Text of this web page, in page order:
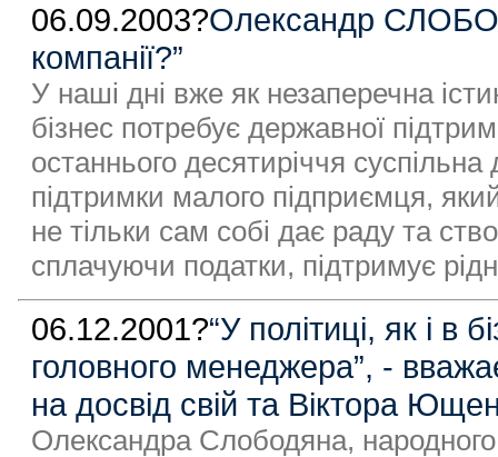
06.09.2003?Олександр
компанії?”
У наші дні вже як незаперечна
бізнес потребує державної
останнього десятиріччя
підтримки малого підприємця,
не тільки сам собі дає раду та
сплачуючи податки, підтримує
06.12.2001?“У політиці, як і в
головного менеджера”, -
на досвід свій та Віктора
Олександра Слободяна,